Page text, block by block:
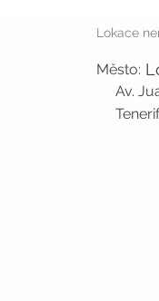
Lokace
Město:
Av.